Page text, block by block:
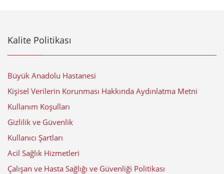
Kalite Politikası
Büyük Anadolu Hastanesi
Kişisel Verilerin Korunması Hakkında Aydınlatma Metni
Kullanım Koşulları
Gizlilik ve Güvenlik
Kullanıcı Şartları
Acil Sağlık Hizmetleri
Çalışan ve Hasta Sağlığı ve Güvenliği Politikası